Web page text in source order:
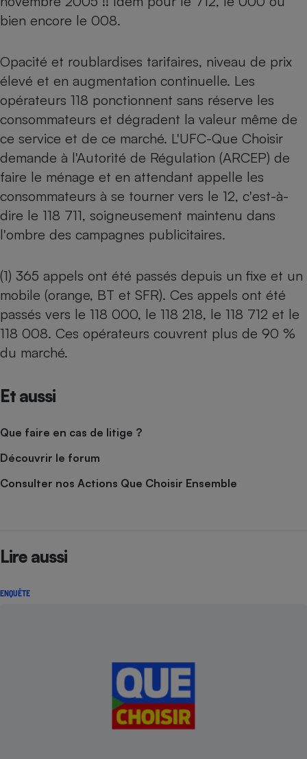
bien encore le 008.
Opacité et roublardises tarifaires, niveau de prix
élevé et en augmentation continuelle. Les
opérateurs 118 ponctionnent sans réserve les
consommateurs et dégradent la valeur même de
ce service et de ce marché. L'UFC-Que Choisir
demande à l'Autorité de Régulation (ARCEP) de
faire le ménage et en attendant appelle les
consommateurs à se tourner vers le 12, c'est-à-
dire le 118 711, soigneusement maintenu dans
l'ombre des campagnes publicitaires.
(1) 365 appels ont été passés depuis un fixe et un
mobile (orange, BT et SFR). Ces appels ont été
passés vers le 118 000, le 118 218, le 118 712 et le
118 008. Ces opérateurs couvrent plus de 90 %
du marché.
Et aussi
Que faire en cas de litige ?
Découvrir le forum
Consulter nos Actions Que Choisir Ensemble
Lire aussi
ENQUÊTE